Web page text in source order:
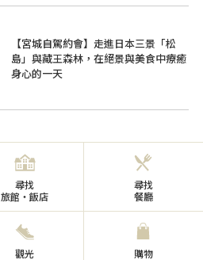
【宮城自駕約會】走進日本三景「松
島」與藏王森林，在絕景與美食中療癒
身心的一天
尋找
旅館・飯店
尋找
餐廳
觀光
購物